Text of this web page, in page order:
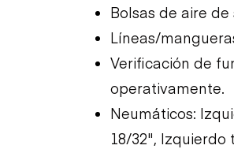
Bolsas de aire
Líneas/
Verificación de
operativamente.
Neumáticos:
18/32", Izquierdo